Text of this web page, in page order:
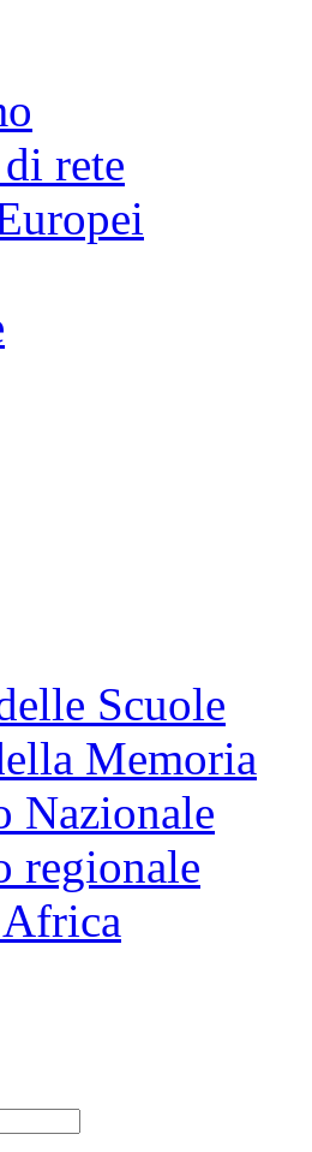
rete
Scuole
Memoria
Nazionale
regionale